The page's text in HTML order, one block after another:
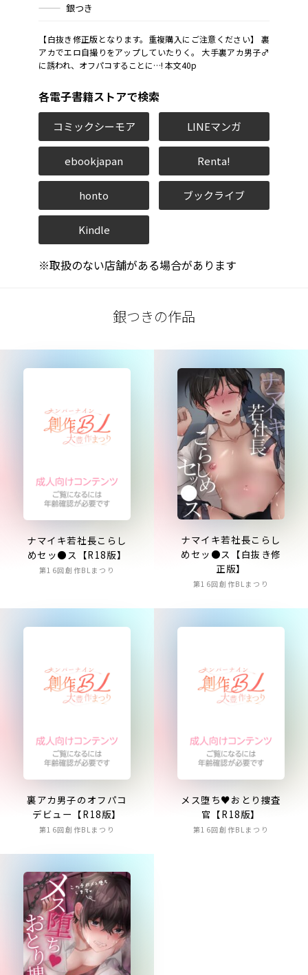
銀つき
【白抜き修正版となります。重複購入にご注意ください】 裏
アカでエロ自撮りをアップしていたりく。 大手裏アカ男子♂
に誘われ、オフパコすることに…! 本文40p
各電子書籍ストアで検索
コミックシーモア LINEマンガ
ebookjapan Renta!
honto ブックライブ
Kindle
※取扱のない店舗がある場合があります
銀つきの作品
ナマイキ若社長こらし
めセッ●ス【R18版】
第16回創作BLまつり
ナマイキ若社長こらし
めセッ●ス【白抜き修
正版】
第16回創作BLまつり
裏アカ男子のオフパコ
デビュー【R18版】
第16回創作BLまつり
メス堕ち♥おとり捜査
官【R18版】
第16回創作BLまつり